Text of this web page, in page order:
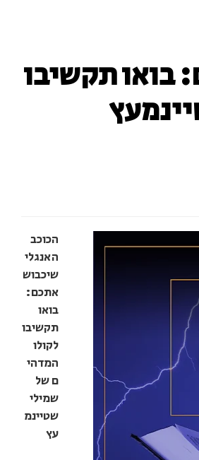
בואו תקשיבו
הכוכב
האנגלי
שיכבוש
אתכם:
בואו
תקשיבו
לקולו
המדהי
ם של
שמילי
שטיינמ
עץ